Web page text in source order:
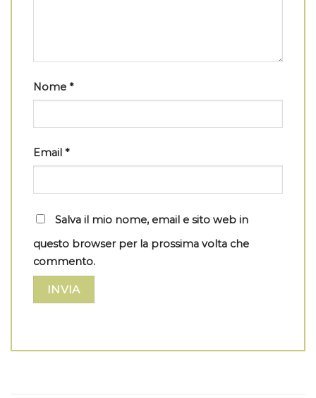
Nome *
Email *
Salva il mio nome, email e sito web in
questo browser per la prossima volta che
commento.